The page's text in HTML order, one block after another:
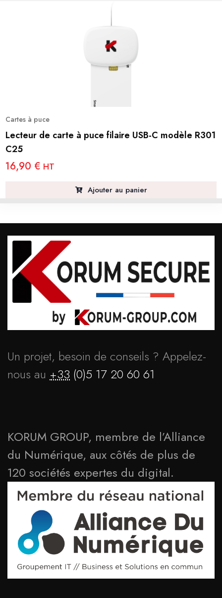
Cartes à puce
Lecteur de carte à puce filaire USB-C modèle R301
C25
16,90 € HT
Ajouter au panier
Un projet, besoin de conseils ? Appelez-
nous au +33 (0)5 17 20 60 61
KORUM GROUP, membre de l’Alliance
du Numérique, aux côtés de plus de
120 sociétés expertes du digital.